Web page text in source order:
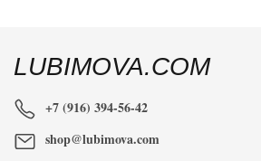
LUBIMOVA.COM
+7 (916) 394-56-42
shop@lubimova.com